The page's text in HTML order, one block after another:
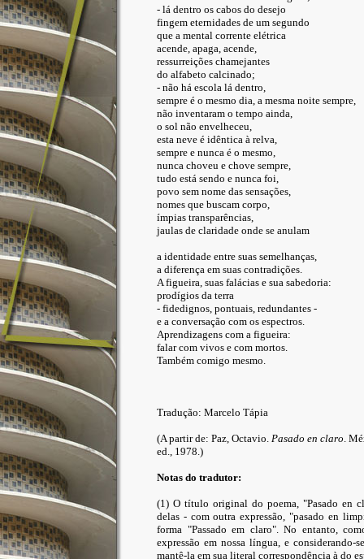
- lá dentro os cabos do desejo
fingem eternidades de um segundo
que a mental corrente elétrica
acende, apaga, acende,
ressurreições chamejantes
do alfabeto calcinado;
- não há escola lá dentro,
sempre é o mesmo dia, a mesma noite sempre,
não inventaram o tempo ainda,
o sol não envelheceu,
esta neve é idêntica à relva,
sempre e nunca é o mesmo,
nunca choveu e chove sempre,
tudo está sendo e nunca foi,
povo sem nome das sensações,
nomes que buscam corpo,
ímpias transparências,
jaulas de claridade onde se anulam
a identidade entre suas semelhanças,
a diferença em suas contradições.
A figueira, suas falácias e sua sabedoria:
prodígios da terra
- fidedignos, pontuais, redundantes -
e a conversação com os espectros.
Aprendizagens com a figueira:
falar com vivos e com mortos.
Também comigo mesmo.
Tradução: Marcelo Tápia
(A partir de: Paz, Octavio. Pasado en claro .
ed., 1978.)
Notas do tradutor:
(1) O título original do poema, "Pasado en
delas - com outra expressão, "pasado en
forma "Passado em claro". No entanto,
expressão em nossa língua, e considerando-
mantê-la em sua literal correspondência à do